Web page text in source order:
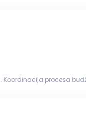
Koordinacija procesa